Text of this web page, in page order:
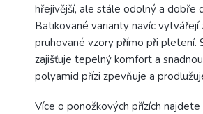
hřejivější, ale stále odolný a dobře
Batikované varianty navíc vytvářejí
pruhované vzory přímo při pletení.
zajišťuje tepelný komfort a
polyamid přízi zpevňuje a
Více o ponožkových přízích najdete